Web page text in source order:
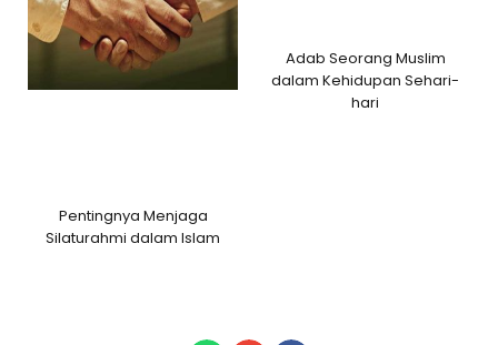
Pentingnya Menjaga
Silaturahmi dalam Islam
Adab Seorang Muslim
dalam Kehidupan Sehari-
hari